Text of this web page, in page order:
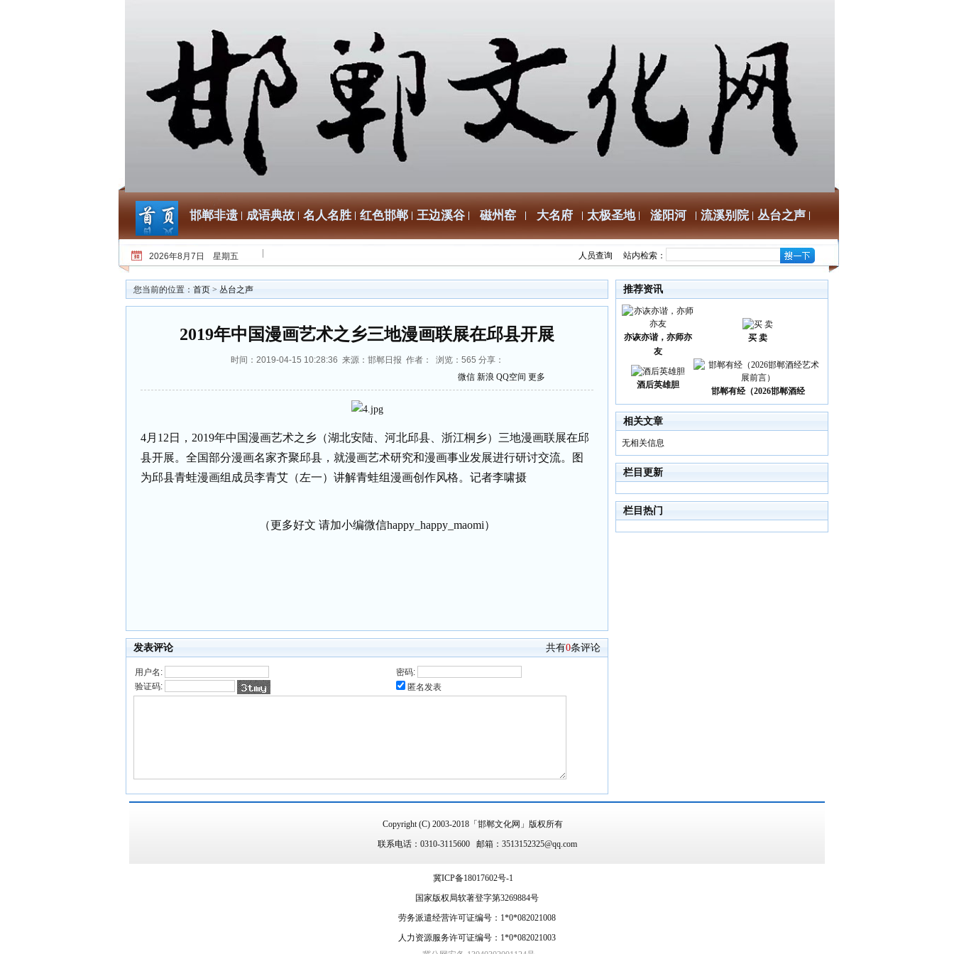
邯郸非遗 成语典故 名人名胜 红色邯郸 王边溪谷 磁州窑 大名府 太极圣地 滏阳河 流溪别院 丛台之声
2026年8月7日 星期五 人员查询 站内检索：
您当前的位置： 首页 > 丛台之声
2019年中国漫画艺术之乡三地漫画联展在邱县开展
时间：2019-04-15 10:28:36 来源：邯郸日报 作者： 浏览： 565 分享：
微信 新浪 QQ空间 更多
4月12日，2019年中国漫画艺术之乡（湖北安陆、河北邱县、浙江桐乡）三地漫画联展在邱
县开展。全国部分漫画名家齐聚邱县，就漫画艺术研究和漫画事业发展进行研讨交流。图
为邱县青蛙漫画组成员李青艾（左一）讲解青蛙组漫画创作风格。记者李啸摄
（更多好文 请加小编微信happy_happy_maomi）
发表评论 共有0条评论
用户名:
密码:
验证码:
匿名发表
推荐资讯
亦诙亦谐，亦师亦
友
买 卖
酒后英雄胆
邯郸有经（2026邯郸酒经
相关文章
无相关信息
栏目更新
栏目热门
Copyright (C) 2003-2018「邯郸文化网」版权所有
联系电话：0310-3115600 邮箱：3513152325@qq.com
冀ICP备18017602号-1
国家版权局软著登字第3269884号
劳务派遣经营许可证编号：1*0*082021008
人力资源服务许可证编号：1*0*082021003